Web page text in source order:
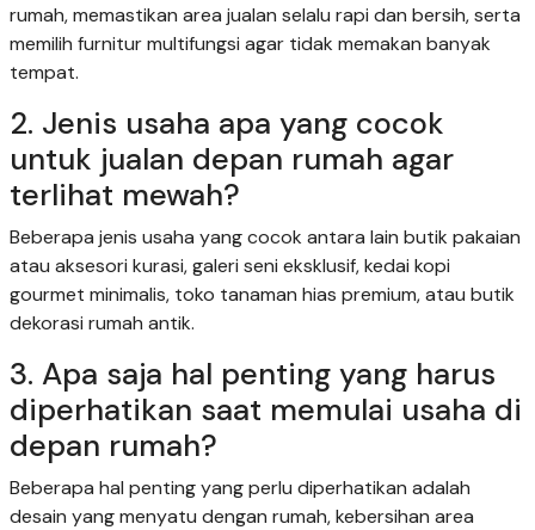
rumah, memastikan area jualan selalu rapi dan bersih, serta
memilih furnitur multifungsi agar tidak memakan banyak
tempat.
2. Jenis usaha apa yang cocok
untuk jualan depan rumah agar
terlihat mewah?
Beberapa jenis usaha yang cocok antara lain butik pakaian
atau aksesori kurasi, galeri seni eksklusif, kedai kopi
gourmet minimalis, toko tanaman hias premium, atau butik
dekorasi rumah antik.
3. Apa saja hal penting yang harus
diperhatikan saat memulai usaha di
depan rumah?
Beberapa hal penting yang perlu diperhatikan adalah
desain yang menyatu dengan rumah, kebersihan area